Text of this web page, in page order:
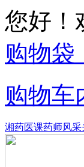
您好
购物袋
购物车
湘药医课药师风采